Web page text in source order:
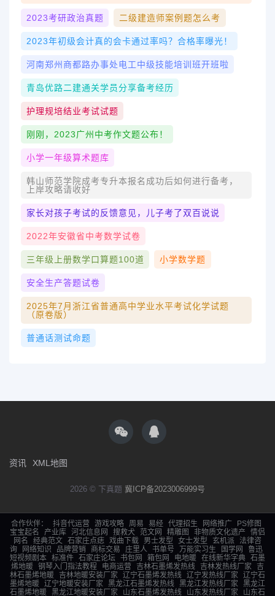
2023考研政治真题 二级建造师案例题怎么考
2023年初级会计真的会卡通过率吗？合格率曝光！
河南郑州商都路办事处电工中级技能培训班开班啦
青岛优路二建通关学员分享备考经历
护理规培结业考试试题
刚刚，2023广州中考作文题公布！
小学一年级算术题库
韩山师范学院成考专升本报名成功后如何进行备考，
上岸攻略请收好
家长对孩子考试的反馈意见，儿子考了双百说说
2022年安徽省中考数学试卷
三年级上册数学口算题100道 小学数学题
安全生产答题试卷
2025年7月浙江省普通高中学业水平考试化学试题
（原卷版）
普通话测试命题
资讯 XML地图
2026 © 下真题 冀ICP备2023006999号
合作伙伴： 抖音代运营 游戏攻略 周易 易经 代理招生 网络推广
PS修图
宝宝起名
产业库 河北信息网 搜救犬 范文网 精雕图 非物质文化遗产
情侣
网名
经典范文 石家庄点痣 戏曲下载 男士发型 女士发型 玄机派
法律咨
询
网络知识 品牌营销 商标交易 庄里人 书单号 万能实习生 国学网
鲁迅
短视频剧本 标准件 石家庄论坛 书包网 箱包网 电地暖 在线新华字典 石墨
烯地暖 钢琴入门指法教程 电商运营 吉林石墨烯发热线 吉林发热线厂家
吉
林石墨烯地暖
吉林地暖安装厂家 辽宁石墨烯发热线 辽宁发热线厂家
辽宁石
墨烯地暖 辽宁地暖安装厂家 黑龙江石墨烯发热线 黑龙江发热线厂家
黑龙江
石墨烯地暖 黑龙江地暖安装厂家 山东石墨烯发热线 山东发热线厂家 山东石